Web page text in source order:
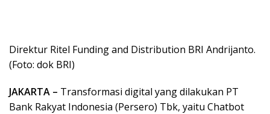
Direktur Ritel Funding and Distribution BRI Andrijanto.
(Foto: dok BRI)
JAKARTA – Transformasi digital yang dilakukan PT
Bank Rakyat Indonesia (Persero) Tbk, yaitu Chatbot